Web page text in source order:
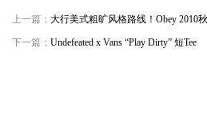
上一篇： 大行美式粗旷风格路线！Obey 2010
下一篇： Undefeated x Vans “Play Dirty” 短Tee